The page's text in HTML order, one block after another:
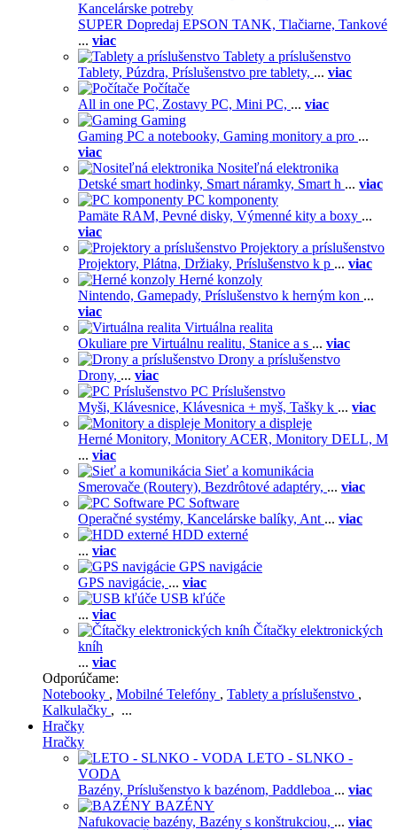
Kancelárske potreby
SUPER Dopredaj EPSON TANK, Tlačiarne, Tankové
... viac
Tablety a príslušenstvo
Tablety, Púzdra, Príslušenstvo pre tablety, ... viac
Počítače
All in one PC, Zostavy PC, Mini PC, ... viac
Gaming
Gaming PC a notebooky, Gaming monitory a pro ...
viac
Nositeľná elektronika
Detské smart hodinky, Smart náramky, Smart h ... viac
PC komponenty
Pamäte RAM, Pevné disky, Výmenné kity a boxy ...
viac
Projektory a príslušenstvo
Projektory, Plátna, Držiaky, Príslušenstvo k p ... viac
Herné konzoly
Nintendo, Gamepady, Príslušenstvo k herným kon ...
viac
Virtuálna realita
Okuliare pre Virtuálnu realitu, Stanice a s ... viac
Drony a príslušenstvo
Drony, ... viac
PC Príslušenstvo
Myši, Klávesnice, Klávesnica + myš, Tašky k ... viac
Monitory a displeje
Herné Monitory, Monitory ACER, Monitory DELL, M
... viac
Sieť a komunikácia
Smerovače (Routery), Bezdrôtové adaptéry, ... viac
PC Software
Operačné systémy, Kancelárske balíky, Ant ... viac
HDD externé
... viac
GPS navigácie
GPS navigácie, ... viac
USB kľúče
... viac
Čítačky elektronických
kníh
... viac
Odporúčame:
Notebooky , Mobilné Telefóny , Tablety a príslušenstvo ,
Kalkulačky , ...
Hračky
Hračky
LETO - SLNKO -
VODA
Bazény, Príslušenstvo k bazénom, Paddleboa ... viac
BAZÉNY
Nafukovacie bazény, Bazény s konštrukciou, ... viac